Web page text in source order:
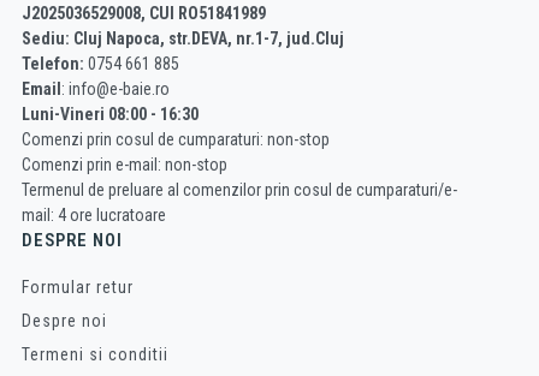
J2025036529008, CUI RO51841989
Sediu: Cluj Napoca, str.DEVA, nr.1-7, jud.Cluj
Telefon: 0754 661 885
Email : info@e-baie.ro
Luni-Vineri 08:00 - 16:30
Comenzi prin cosul de cumparaturi: non-stop
Comenzi prin e-mail: non-stop
Termenul de preluare al comenzilor prin cosul de cumparaturi/e-
mail: 4 ore lucratoare
DESPRE NOI
Formular retur
Despre noi
Termeni si conditii